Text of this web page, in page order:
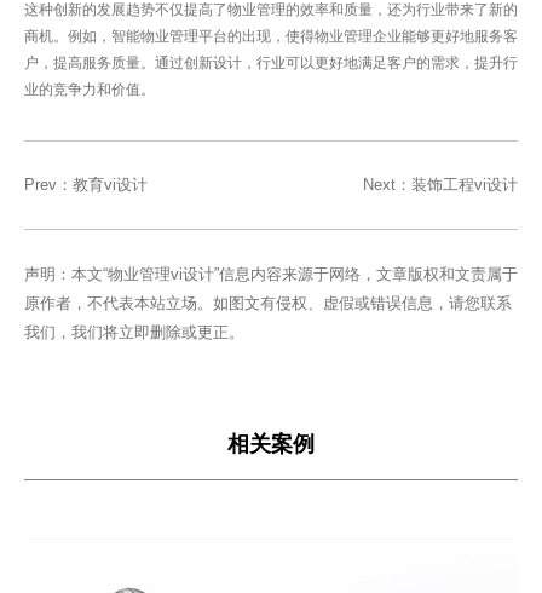
这种创新的发展趋势不仅提高了物业管理的效率和质量，还为行业带来了新的
商机。例如，智能物业管理平台的出现，使得物业管理企业能够更好地服务客
户，提高服务质量。通过创新设计，行业可以更好地满足客户的需求，提升行
业的竞争力和价值。
Prev： 教育vi设计 Next： 装饰工程vi设计
声明：本文“物业管理vi设计”信息内容来源于网络，文章版权和文责属于
原作者，不代表本站立场。如图文有侵权、虚假或错误信息，请您联系
我们，我们将立即删除或更正。
相关案例